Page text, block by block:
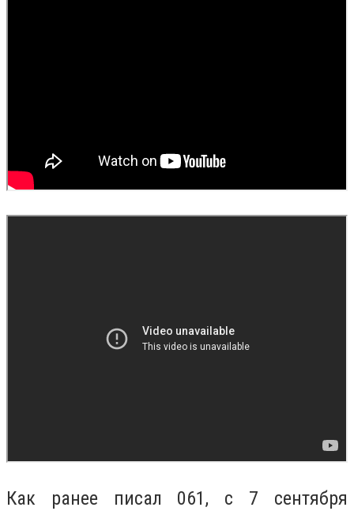
Как ранее писал 061, с 7 сентября